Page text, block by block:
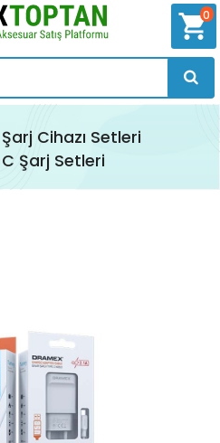
shopping_cart
0
Şarj Cihazı Setleri
Şarj Setleri